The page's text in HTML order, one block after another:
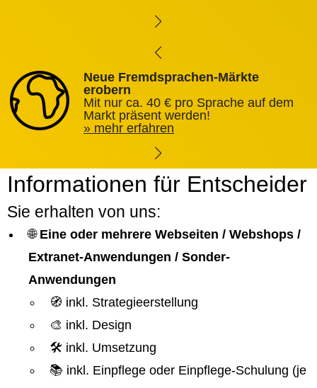
Neue Fremdsprachen-Märkte
erobern
Mit nur ca. 40 € pro Sprache auf dem
Markt präsent werden!
mehr erfahren
Informationen für Entscheider
Sie erhalten von uns:
🌐 Eine oder mehrere Webseiten / Webshops /
Extranet-Anwendungen / Sonder-
Anwendungen
🧭 inkl. Strategieerstellung
🎨 inkl. Design
🛠️ inkl. Umsetzung
📚 inkl. Einpflege oder Einpflege-Schulung (je